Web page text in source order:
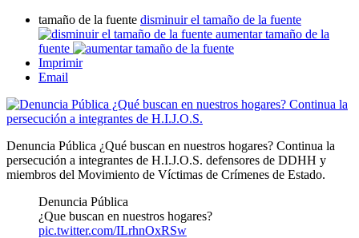
tamaño de la fuente disminuir el tamaño de la fuente
aumentar tamaño de la
fuente
Imprimir
Email
Denuncia Pública ¿Qué buscan en nuestros hogares? Continua la
persecución a integrantes de H.I.J.O.S. defensores de DDHH y
miembros del Movimiento de Víctimas de Crímenes de Estado.
Denuncia Pública
¿Que buscan en nuestros hogares?
pic.twitter.com/ILrhnOxRSw